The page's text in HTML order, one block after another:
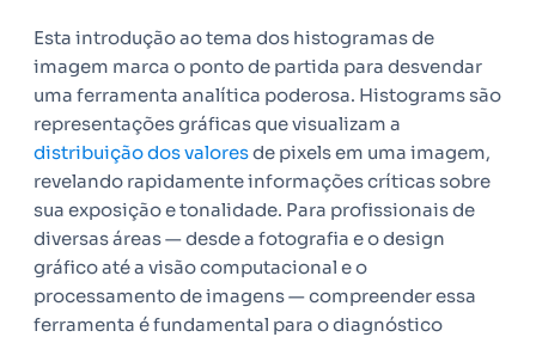
Esta introdução ao tema dos histogramas de
imagem marca o ponto de partida para desvendar
uma ferramenta analítica poderosa. Histograms são
representações gráficas que visualizam a
distribuição dos valoresde pixels em uma imagem,
revelando rapidamente informações críticas sobre
sua exposição e tonalidade. Para profissionais de
diversas áreas — desde a fotografia e o design
gráfico até a visão computacional e o
processamento de imagens — compreender essa
ferramenta é fundamental para o diagnóstico